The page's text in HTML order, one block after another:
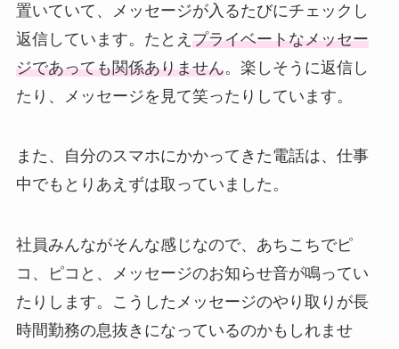
置いていて、メッセージが入るたびにチェックし
返信しています。たとえ プライベートなメッセー
ジであっても関係ありません。楽しそうに返信し
たり、メッセージを見て笑ったりしています。
また、自分のスマホにかかってきた電話は、仕事
中でもとりあえずは取っていました。
社員みんながそんな感じなので、あちこちでピ
コ、ピコと、メッセージのお知らせ音が鳴ってい
たりします。こうしたメッセージのやり取りが長
時間勤務の息抜きになっているのかもしれませ